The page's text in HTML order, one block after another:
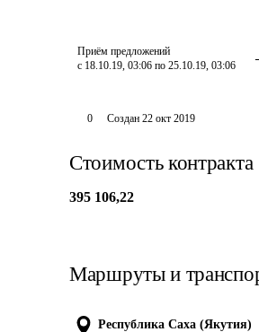
Приём предложений
с 18.10.19, 03:06 по 25.10.19, 03:06
0 Создан 22 окт 2019
Стоимость контракта
395 106,22
Маршруты и
Республика Саха (Якутия)